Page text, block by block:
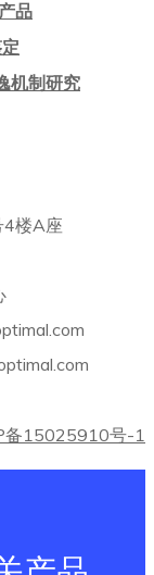
品
机制研究
4楼A座
备15025910号-1